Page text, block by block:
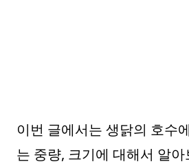
이번 글에서는 생닭의 호수
는 중량, 크기에 대해서 알